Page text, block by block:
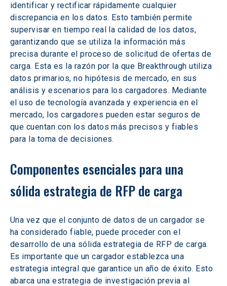
identificar y rectificar rápidamente cualquier
discrepancia en los datos. Esto también permite
supervisar en tiempo real la calidad de los datos,
garantizando que se utiliza la información más
precisa durante el proceso de solicitud de ofertas de
carga. Esta es la razón por la que Breakthrough utiliza
datos primarios, no hipótesis de mercado, en sus
análisis y escenarios para los cargadores. Mediante
el uso de tecnología avanzada y experiencia en el
mercado, los cargadores pueden estar seguros de
que cuentan con los datos más precisos y fiables
para la toma de decisiones.
Componentes esenciales para una
sólida estrategia de RFP de carga
Una vez que el conjunto de datos de un cargador se
ha considerado fiable, puede proceder con el
desarrollo de una sólida estrategia de RFP de carga.
Es importante que un cargador establezca una
estrategia integral que garantice un año de éxito. Esto
abarca una estrategia de investigación previa al